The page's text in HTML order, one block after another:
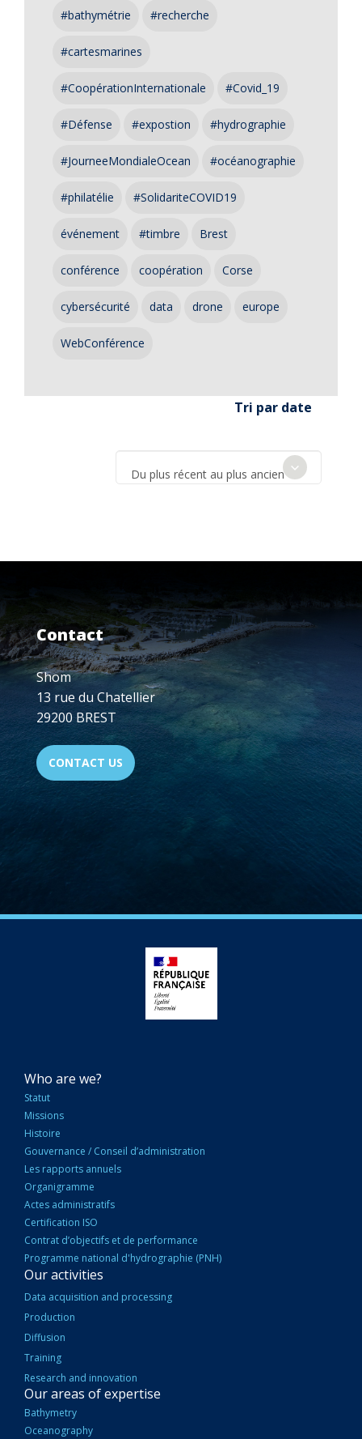
#bathymétrie #recherche
#cartesmarines
#CoopérationInternationale #Covid_19
#Défense #expostion #hydrographie
#JourneeMondialeOcean #océanographie
#philatélie #SolidariteCOVID19
événement #timbre Brest
conférence coopération Corse
cybersécurité data drone europe
WebConférence
Tri par date
Du plus récent au plus ancien
Contact
Shom
13 rue du Chatellier
29200 BREST
CONTACT US
NAVIGATION
PRINCIPALE
Who are we?
Statut
Missions
Histoire
Gouvernance / Conseil d’administration
Les rapports annuels
Organigramme
Actes administratifs
Certification ISO
Contrat d’objectifs et de performance
Programme national d'hydrographie (PNH)
Our activities
Data acquisition and processing
Production
Diffusion
Training
Research and innovation
Our areas of expertise
Bathymetry
Oceanography